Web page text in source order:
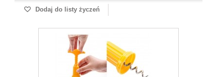
Dodaj do listy życzeń